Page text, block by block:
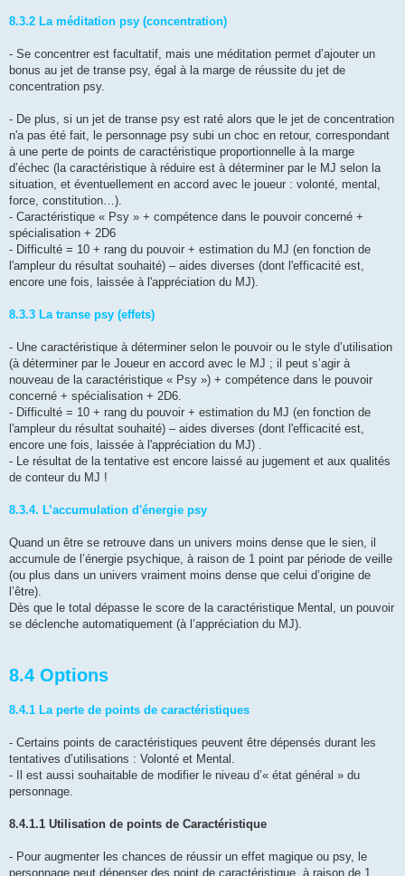
8.3.2 La méditation psy (concentration)
- Se concentrer est facultatif, mais une méditation permet d’ajouter un
bonus au jet de transe psy, égal à la marge de réussite du jet de
concentration psy.
- De plus, si un jet de transe psy est raté alors que le jet de concentration
n'a pas été fait, le personnage psy subi un choc en retour, correspondant
à une perte de points de caractéristique proportionnelle à la marge
d’échec (la caractéristique à réduire est à déterminer par le MJ selon la
situation, et éventuellement en accord avec le joueur : volonté, mental,
force, constitution…).
- Caractéristique « Psy » + compétence dans le pouvoir concerné +
spécialisation + 2D6
- Difficulté = 10 + rang du pouvoir + estimation du MJ (en fonction de
l'ampleur du résultat souhaité) – aides diverses (dont l'efficacité est,
encore une fois, laissée à l'appréciation du MJ).
8.3.3 La transe psy (effets)
- Une caractéristique à déterminer selon le pouvoir ou le style d’utilisation
(à déterminer par le Joueur en accord avec le MJ ; il peut s’agir à
nouveau de la caractéristique « Psy ») + compétence dans le pouvoir
concerné + spécialisation + 2D6.
- Difficulté = 10 + rang du pouvoir + estimation du MJ (en fonction de
l'ampleur du résultat souhaité) – aides diverses (dont l'efficacité est,
encore une fois, laissée à l'appréciation du MJ) .
- Le résultat de la tentative est encore laissé au jugement et aux qualités
de conteur du MJ !
8.3.4. L’accumulation d'énergie psy
Quand un être se retrouve dans un univers moins dense que le sien, il
accumule de l’énergie psychique, à raison de 1 point par période de veille
(ou plus dans un univers vraiment moins dense que celui d’origine de
l’être).
Dès que le total dépasse le score de la caractéristique Mental, un pouvoir
se déclenche automatiquement (à l’appréciation du MJ).
8.4 Options
8.4.1 La perte de points de caractéristiques
- Certains points de caractéristiques peuvent être dépensés durant les
tentatives d’utilisations : Volonté et Mental.
- Il est aussi souhaitable de modifier le niveau d’« état général » du
personnage.
8.4.1.1 Utilisation de points de Caractéristique
- Pour augmenter les chances de réussir un effet magique ou psy, le
personnage peut dépenser des point de caractéristique, à raison de 1